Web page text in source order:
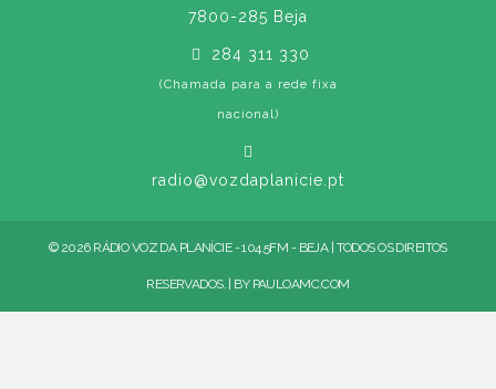
7800-285 Beja
284 311 330
(Chamada para a rede fixa
nacional)
radio@vozdaplanicie.pt
© 2026 RÁDIO VOZ DA PLANÍCIE - 104.5FM - BEJA | TODOS OS DIREITOS
RESERVADOS. | BY PAULOAMC.COM